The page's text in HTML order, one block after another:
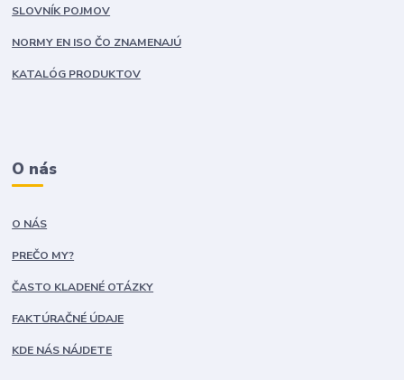
SLOVNÍK POJMOV
NORMY EN ISO ČO ZNAMENAJÚ
KATALÓG PRODUKTOV
O nás
O NÁS
PREČO MY?
ČASTO KLADENÉ OTÁZKY
FAKTÚRAČNÉ ÚDAJE
KDE NÁS NÁJDETE